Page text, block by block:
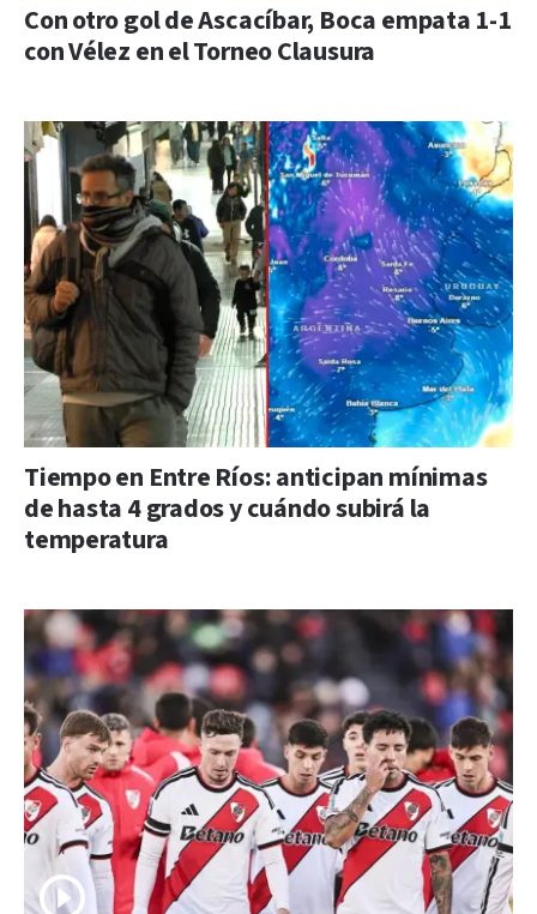
Con otro gol de Ascacíbar, Boca empata 1-1
con Vélez en el Torneo Clausura
Tiempo en Entre Ríos: anticipan mínimas
de hasta 4 grados y cuándo subirá la
temperatura